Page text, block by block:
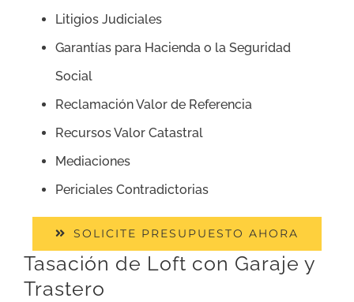
Litigios Judiciales
Garantías para Hacienda o la Seguridad
Social
Reclamación Valor de Referencia
Recursos Valor Catastral
Mediaciones
Periciales Contradictorias
SOLICITE PRESUPUESTO AHORA
Tasación de Loft con Garaje y
Trastero